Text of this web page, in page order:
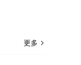
更多 